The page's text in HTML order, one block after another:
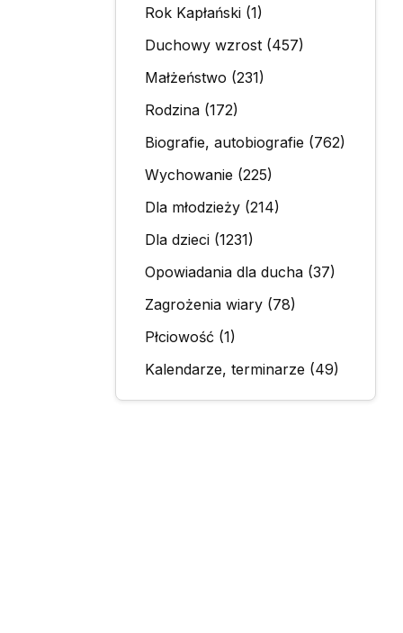
Rok Kapłański (1)
Duchowy wzrost (457)
Małżeństwo (231)
Rodzina (172)
Biografie, autobiografie (762)
Wychowanie (225)
Dla młodzieży (214)
Dla dzieci (1231)
Opowiadania dla ducha (37)
Zagrożenia wiary (78)
Płciowość (1)
Kalendarze, terminarze (49)